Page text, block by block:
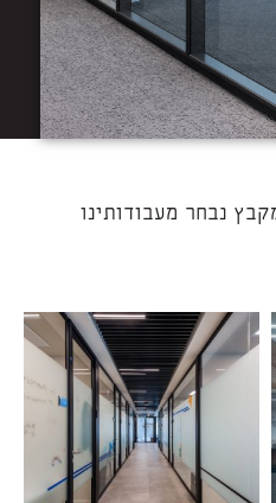
נבחר מעבודותינו​